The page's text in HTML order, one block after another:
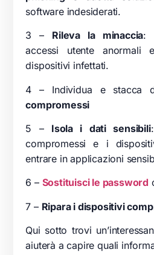
software indesiderati.
3 – Rileva la minaccia:
accessi utente anormali
dispositivi infettati.
4 – Individua e stacca
compromessi
5 – Isola i dati sensibili
compromessi e i
entrare in applicazioni
6 – Sostituisci le password
7 – Ripara i dispositivi
Qui sotto trovi
aiuterà a capire quali